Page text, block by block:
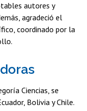
autores y
agradeció el
coordinado por la
Ciencias, se
Bolivia y Chile.